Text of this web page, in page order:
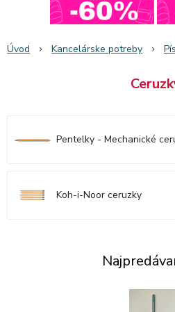
Úvod Kancelárske potreby
Pentelky - Mechanické
Koh-i-Noor ceruzky